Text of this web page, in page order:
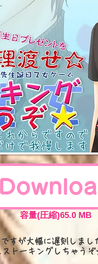
容量(圧縮)65.0 MB
すが大幅に遅刻しまし
トーキングしちゃう